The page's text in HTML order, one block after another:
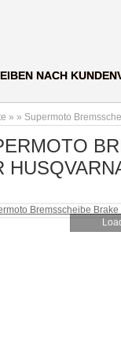
NACH
» » Supermoto